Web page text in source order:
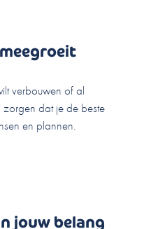
verbouwen of al
dat je de beste
en plannen.
jouw belang